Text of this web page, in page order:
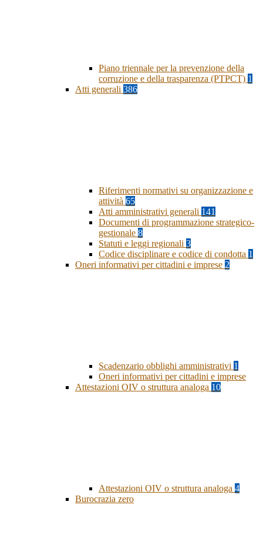
Piano triennale per la prevenzione della
corruzione e della trasparenza (PTPCT) 1
Atti generali 386
Riferimenti normativi su organizzazione e
attività 65
Atti amministrativi generali 141
Documenti di programmazione strategico-
gestionale 8
Statuti e leggi regionali 3
Codice disciplinare e codice di condotta 1
Oneri informativi per cittadini e imprese 2
Scadenzario obblighi amministrativi 1
Oneri informativi per cittadini e imprese
Attestazioni OIV o struttura analoga 10
Attestazioni OIV o struttura analoga 4
Burocrazia zero